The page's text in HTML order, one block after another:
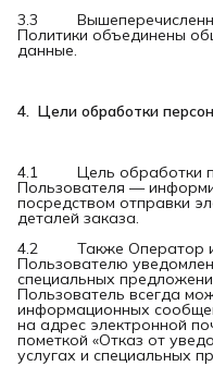
3.3
Политики объединены
данные.
4.  Цели обработки
4.1 Цель обработки
Пользователя —
посредством отправки
деталей заказа.
4.2 Также Оператор
Пользователю
специальных
Пользователь всегда
информационных
на адрес электронной
пометкой «Отказ от
услугах и специальных